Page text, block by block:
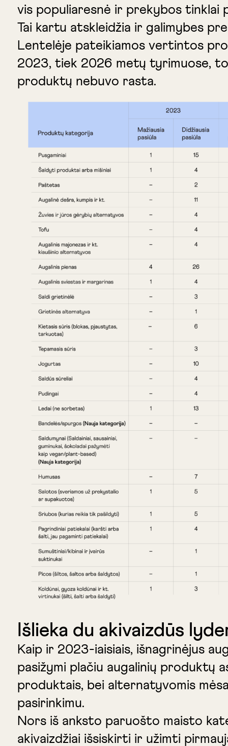
vis populiaresnė ir prekybos tinklai
Tai kartu atskleidžia ir galimybes
Lentelėje pateikiamos vertintos
2023, tiek 2026 metų tyrimuose,
produktų nebuvo rasta.
Išlieka du akivaizdūs
Kaip ir 2023-iaisiais, išnagrinėjus
pasižymi plačiu augalinių produktų
produktais, bei alternatyvomis
pasirinkimu.
Nors iš anksto paruošto maisto
akivaizdžiai išsiskirti ir užimti